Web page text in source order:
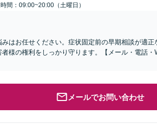
間：09:00~20:00（土曜日）
はお任せください。症状固定前の早期相談が適
様の権利をしっかり守ります。【メール・電話・
メールでお問い合わせ